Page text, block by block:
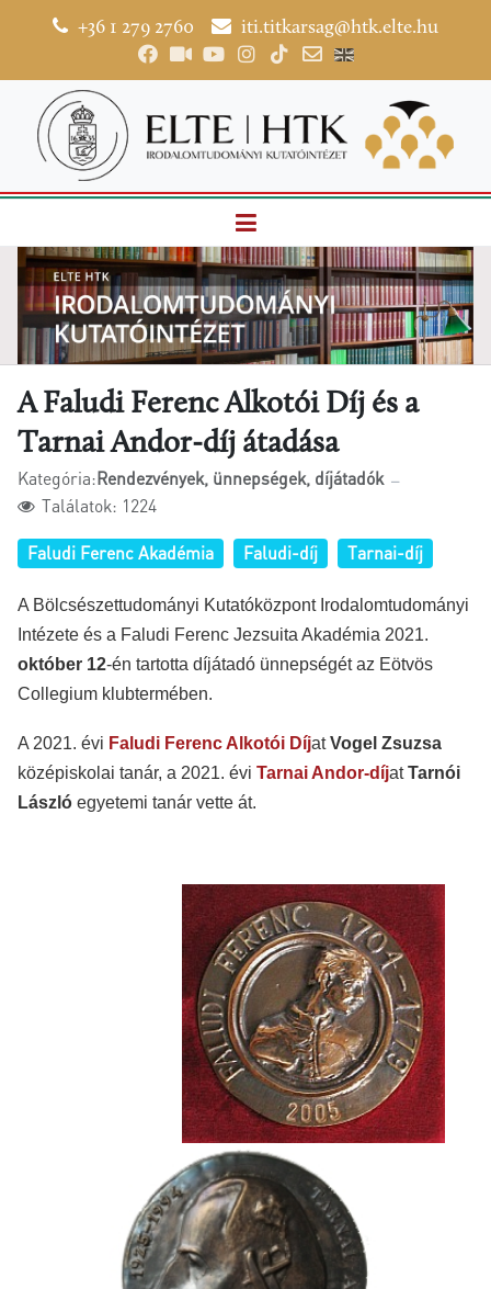
+36 1 279 2760 iti.titkarsag@htk.elte.hu
A Faludi Ferenc Alkotói Díj és a
Tarnai Andor-díj átadása
Kategória:Rendezvények, ünnepségek, díjátadók
Találatok: 1224
Faludi Ferenc Akadémia Faludi-díj Tarnai-díj
A Bölcsészettudományi Kutatóközpont Irodalomtudományi
Intézete és a Faludi Ferenc Jezsuita Akadémia 2021.
október 12-én tartotta díjátadó ünnepségétaz Eötvös
Collegium klubtermében.
A 2021. évi Faludi Ferenc Alkotói DíjatVogel Zsuzsa
középiskolai tanár, a 2021. évi Tarnai Andor-díjatTarnói
Lászlóegyetemi tanár vette át.